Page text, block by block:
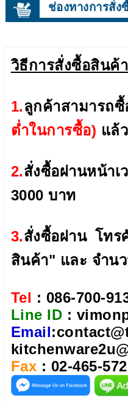
ช่องทางการสั่ง
วิธีการสั่งซื้อสินค้
1.ลูกค้าสามารถ
ต่ำในการซื้อ) แล้
2.สั่งซื้อผ่านหน้
3000 บาท
3.สั่งซื้อผ่าน โท
สินค้า" และ จำน
Tel : 086-700-
Line ID :
Email
Fax : 02-465-